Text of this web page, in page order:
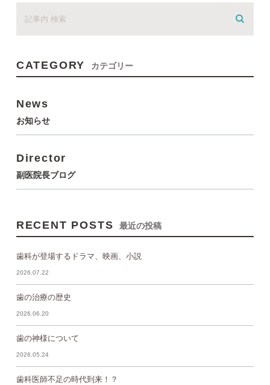
CATEGORY カテゴリー
News
お知らせ
Director
副医院長ブログ
RECENT POSTS 最近の投稿
歯科が登場するドラマ、映画、小説
2026.07.22
歯の治療の歴史
2026.06.20
歯の神様について
2026.05.24
歯科医師不足の時代到来！？